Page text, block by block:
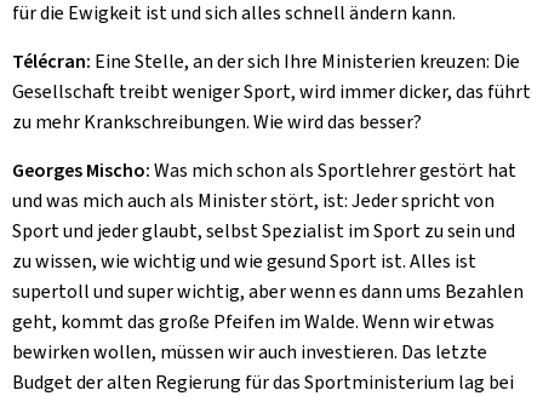
für die Ewigkeit ist und sich alles schnell ändern kann.
Télécran: Eine Stelle, an der sich Ihre Ministerien kreuzen: Die
Gesellschaft treibt weniger Sport, wird immer dicker, das führt
zu mehr Krankschreibungen. Wie wird das besser?
Georges Mischo:Was mich schon als Sportlehrer gestört hat
und was mich auch als Minister stört, ist: Jeder spricht von
Sport und jeder glaubt, selbst Spezialist im Sport zu sein und
zu wissen, wie wichtig und wie gesund Sport ist. Alles ist
supertoll und super wichtig, aber wenn es dann ums Bezahlen
geht, kommt das große Pfeifen im Walde. Wenn wir etwas
bewirken wollen, müssen wir auch investieren. Das letzte
Budget der alten Regierung für das Sportministerium lag bei